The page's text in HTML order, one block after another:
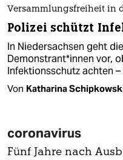
Versammlungsfreiheit in
Polizei schützt
In Niedersachsen geht
Demonstrant*innen vor,
Infektionsschutz achten
Von Katharina
coronavirus
Fünf Jahre nach